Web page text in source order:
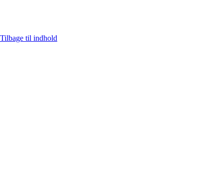
Tilbage til indhold